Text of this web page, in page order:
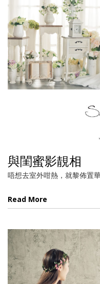
與閨蜜影靚相
唔想去室外咁熱，就黎佈置
Read More